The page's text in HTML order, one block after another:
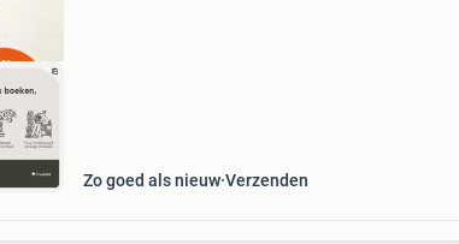
Zo goed als nieuw Verzenden